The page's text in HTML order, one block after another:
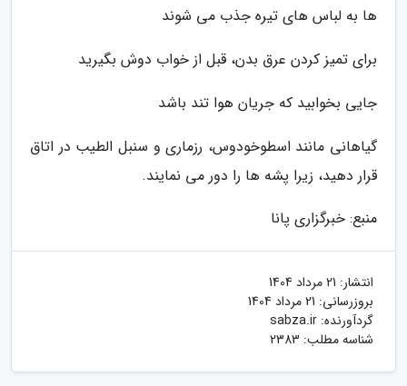
ها به لباس های تیره جذب می شوند
برای تمیز کردن عرق بدن، قبل از خواب دوش بگیرید
جایی بخوابید که جریان هوا تند باشد
گیاهانی مانند اسطوخودوس، رزماری و سنبل الطیب در اتاق
قرار دهید، زیرا پشه ها را دور می نمایند.
منبع: خبرگزاری پانا
انتشار: 21 مرداد 1404
بروزرسانی: 21 مرداد 1404
گردآورنده: sabza.ir
شناسه مطلب: 2383